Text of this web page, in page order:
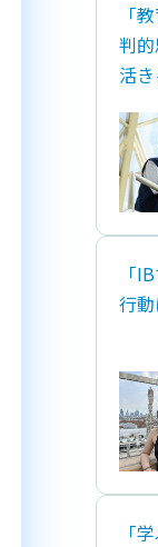
「
判
活き
「
行動
「